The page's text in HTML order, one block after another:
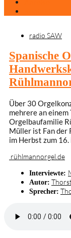
radio SAW
Spanische
Über 30
mehrere an
Orgelbaufamilie
Müller ist Fan der
im Herbst zum
rühlmannorgel.de
Interviewte:
Autor:
Sprecher: